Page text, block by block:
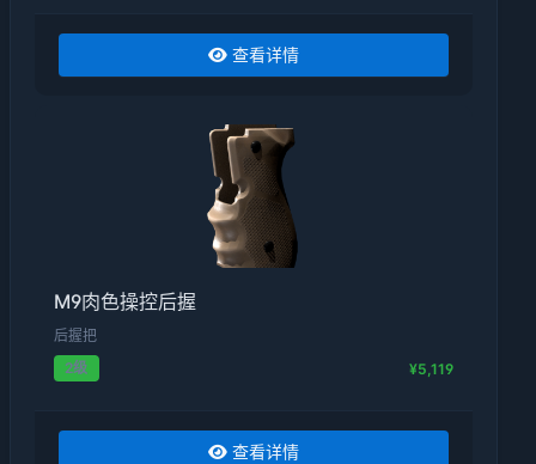
查看详情
M9肉色操控后握
后握把
2级
¥5,119
查看详情